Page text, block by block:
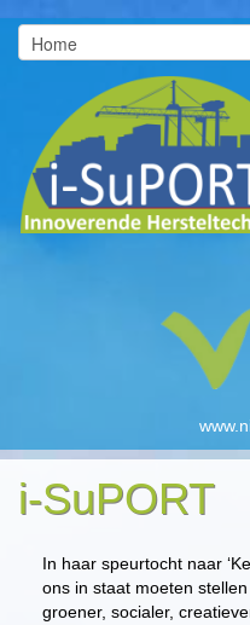
i-SuPORT
In haar speurtocht naar
ons in staat moeten
groener, socialer,